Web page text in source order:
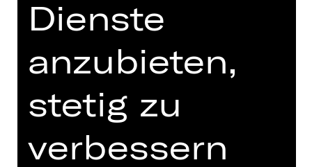
Dienste
anzubieten,
stetig zu
verbessern